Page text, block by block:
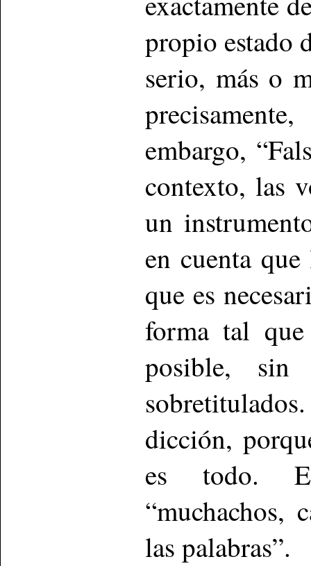
propio estado
serio, más o
embargo,
contexto, las
un
en cuenta
que es
forma tal
posible,
dicción,
es todo.
“muchachos,
las palabras”.